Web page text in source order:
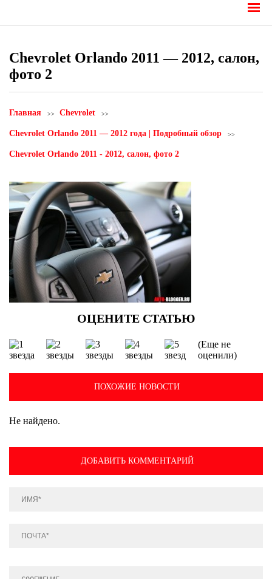
Chevrolet Orlando 2011 — 2012, салон,
фото 2
Главная Chevrolet
Chevrolet Orlando 2011 — 2012 года | Подробный обзор
Chevrolet Orlando 2011 - 2012, салон, фото 2
(Еще не
оценили)
ПОХОЖИЕ НОВОСТИ
Не найдено.
ДОБАВИТЬ КОММЕНТАРИЙ